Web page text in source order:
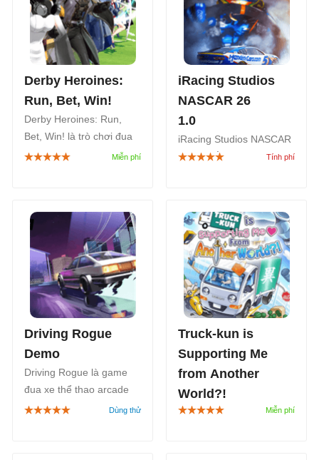
Derby Heroines:
Run, Bet, Win!
Derby Heroines: Run,
Bet, Win! là trò chơi đua
tốc độ kết hợp mô phỏng
iRacing Studios
NASCAR 26
1.0
iRacing Studios NASCAR
26, gọi tắt NASCAR 26, là
và phát hành, nối tiếp
NASCAR 25.
Driving Rogue
Demo
Driving Rogue là game
đua xe thể thao arcade
cổ điển, do Gravity Works
Truck-kun is
Supporting Me
from Another
World?!
1.0